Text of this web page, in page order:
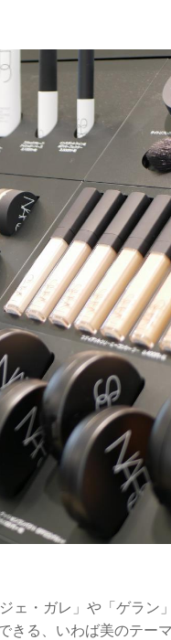
ェ・ガレ」や「ゲラン
きる、いわば美のテー